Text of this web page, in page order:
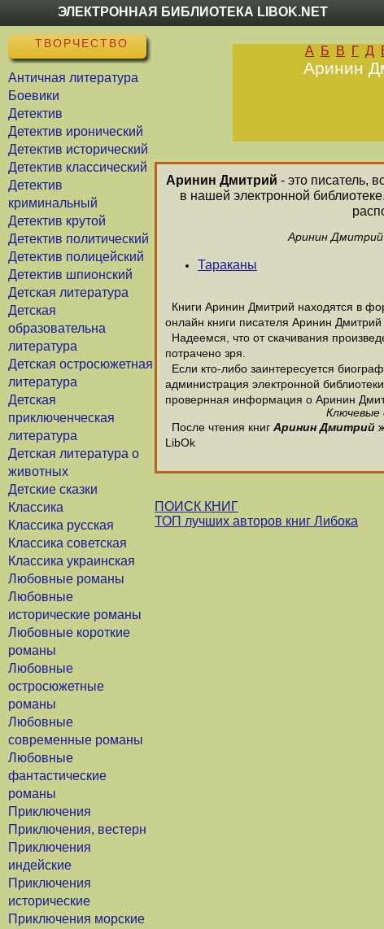
ЭЛЕКТРОННАЯ БИБЛИОТЕКА LIBOK.NET
ТВОРЧЕСТВО
Античная литература
Боевики
Детектив
Детектив иронический
Детектив исторический
Детектив классический
Детектив
криминальный
Детектив крутой
Детектив политический
Детектив полицейский
Детектив шпионский
Детская литература
Детская
образовательна
литература
Детская остросюжетная
литература
Детская
приключенческая
литература
Детская литература о
животных
Детские сказки
Классика
Классика русская
Классика советская
Классика украинская
Любовные романы
Любовные
исторические романы
Любовные короткие
романы
Любовные
остросюжетные
романы
Любовные
современные романы
Любовные
фантастические
романы
Приключения
Приключения, вестерн
Приключения
индейские
Приключения
исторические
Приключения морские
А Б В Г Д
Аринин
Аринин Дмитрий - это писатель,
в нашей электронной
Аринин Дмитрий
Тараканы
Книги Аринин Дмитрий находятся в
онлайн книги писателя Аринин
Надеемся, что от скачивания
потрачено зря.
Если кто-либо заинтересуется
администрация электронной
провернная информация о Аринин
Ключевые
После чтения книг Аринин Дмитрий
LibOk
ПОИСК КНИГ
ТОП лучших авторов книг Либока